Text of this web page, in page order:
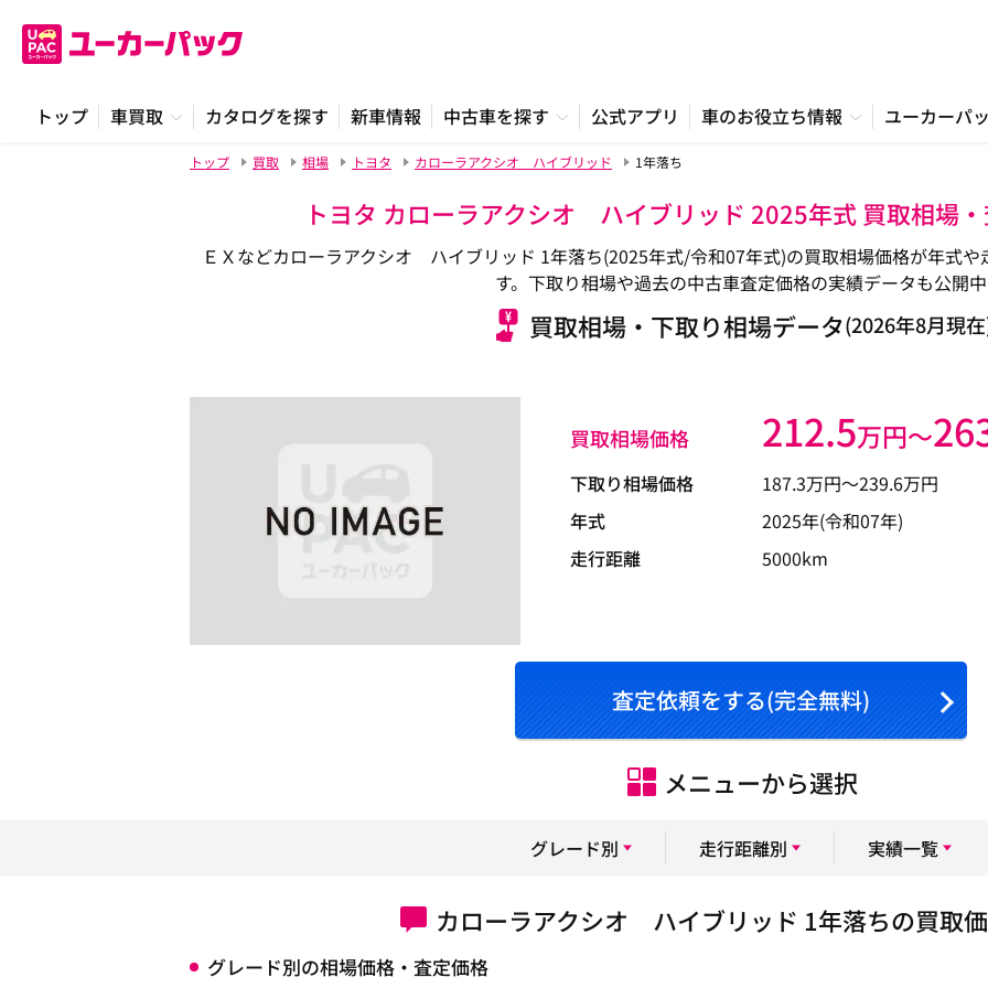
トップ 車買取 カタログを探す 新車情報 中古車を探す 公式アプリ 車のお役立ち情報 ユーカーパ
トップ 買取 相場 トヨタ カローラアクシオ ハイブリッド 1年落ち
トヨタ カローラアクシオ ハイブリッド 2025年式 買取相場
ＥＸなどカローラアクシオ ハイブリッド 1年落ち(2025年式/令和07年式)の買取相場価格が年式
す。下取り相場や過去の中古車査定価格の実績データも公開中
買取相場・下取り相場データ(2026年8月現
買取相場価格 212.5万円〜
下取り相場価格 187.3万円〜239.6万円
年式
2025年(令和07年)
走行距離
5000km
査定依頼をする(完全無料)
メニューから選択
グレード別 走行距離別 実績一覧
カローラアクシオ ハイブリッド 1年落ちの買取
グレード別の相場価格・査定価格